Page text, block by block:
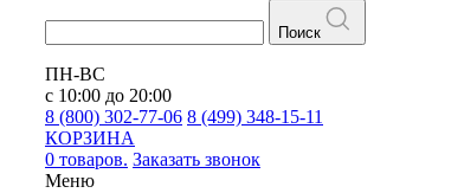
Поиск
ПН-ВС
с 10:00 до 20:00
8 (800) 302-77-06 8 (499) 348-15-11
КОРЗИНА
0 товаров. Заказать звонок
Меню